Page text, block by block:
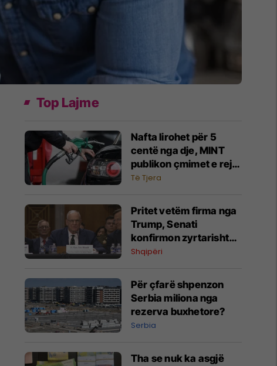
Top Lajme
Nafta lirohet për 5
centë nga dje, MINT
publikon çmimet e reja
të derivateve
Të Tjera
Pritet vetëm firma nga
Trump, Senati
konfirmon zyrtarisht
Eric Wendt ambasador
Shqipëri
Për çfarë shpenzon
Serbia miliona nga
rezerva buxhetore?
Serbia
Tha se nuk ka asgjë